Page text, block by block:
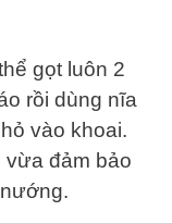
gọt luôn 2
rồi dùng nĩa
vào khoai.
đảm bảo